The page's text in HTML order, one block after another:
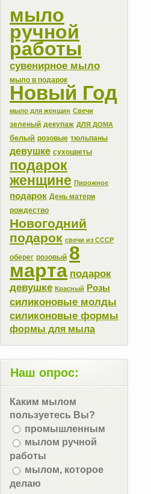
мыло
ручной
работы
сувенирное мыло
мыло в подарок
Новый Год
мыло для женщин Свечи
зеленый декупаж ДЛЯ ДОМА
белый розовые тюльпаны
девушке сухоцветы
подарок
женщине Пирожное
подарок День матери
рождество
Новогодний
подарок свечи из СССР
оберег розовый 8
марта подарок
девушке Красный Розы
силиконовые молды
силиконовые формы
формы для мыла
Наш опрос:
Каким мылом
пользуетесь Вы?
промышленным
мылом ручной
работы
мылом, которое
делаю